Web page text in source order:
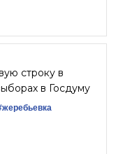
строку в
в Госдуму